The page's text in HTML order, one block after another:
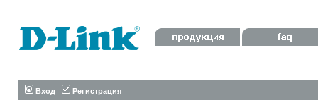
Вход Регистрация